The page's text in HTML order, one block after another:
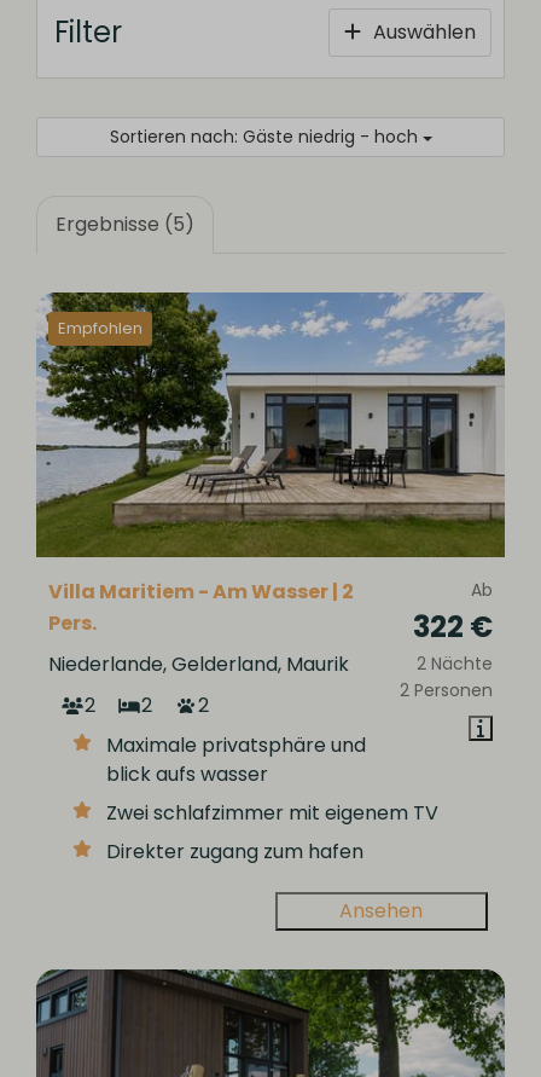
Filter Auswählen
Sortieren nach: Gäste niedrig - hoch
Ergebnisse (5)
Empfohlen
Ab
322 €
2 Nächte
2 Personen
Villa Maritiem - Am Wasser | 2
Pers.
Niederlande, Gelderland, Maurik
2
2
2
Maximale privatsphäre und
blick aufs wasser
Zwei schlafzimmer mit eigenem TV
Direkter zugang zum hafen
Ansehen